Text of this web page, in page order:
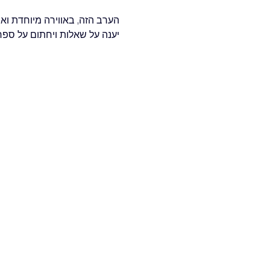
יענה על שאלות ויחתום על